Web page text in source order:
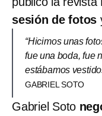
sesión de fotos
“Hicimos unas
fue una boda, fue
estábamos
GABRIEL SOTO
Gabriel Soto